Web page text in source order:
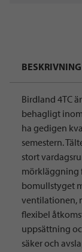
BESKRIVNING
Birdland 4TC
behagligt
ha gedigen
semestern.
stort
mörkläggning
bomullstyget
ventilationen,
flexibel
uppsättning
säker och